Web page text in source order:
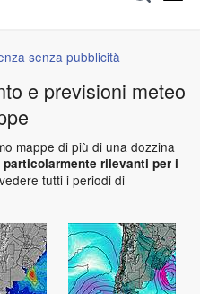
senza pubblicità
e previsioni meteo
mappe di più di una dozzina
rilevanti per i
tutti i periodi di